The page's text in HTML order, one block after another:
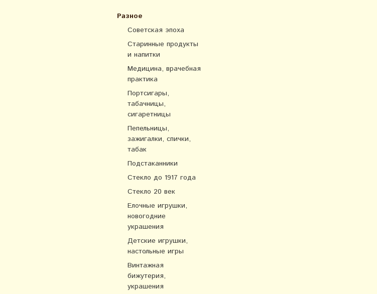
Разное
Советская эпоха
Старинные продукты
и напитки
Медицина, врачебная
практика
Портсигары,
табачницы,
сигаретницы
Пепельницы,
зажигалки, спички,
табак
Подстаканники
Стекло до 1917 года
Стекло 20 век
Елочные игрушки,
новогодние
украшения
Детские игрушки,
настольные игры
Винтажная
бижутерия,
украшения